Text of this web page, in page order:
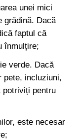
unei mici
grădină. Dacă
faptul că
înmulțire;
verde. Dacă
pete, incluziuni,
potriviți pentru
este necesar